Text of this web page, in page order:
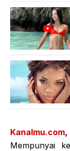
Kanalmu.com,
Mempunyai